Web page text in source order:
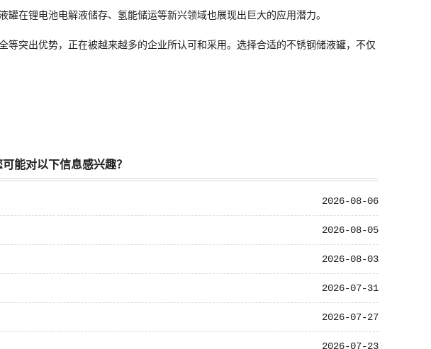
在锂电池电解液储存、氢能储运等新兴领域也展现出巨大的应用潜力。
等突出优势，正在被越来越多的企业所认可和采用。选择合适的不锈钢储液罐，不仅
可能对以下信息感兴趣？
2026-08-06
2026-08-05
2026-08-03
2026-07-31
2026-07-27
2026-07-23